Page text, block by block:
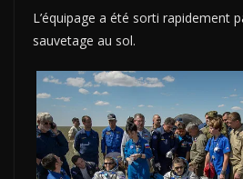
L’équipage a été sorti rapidement
sauvetage au sol.